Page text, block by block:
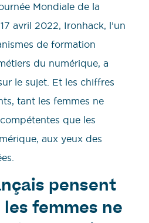
Mondiale de la
avril 2022, Ironhack, l’un
de formation
du numérique, a
le sujet. Et les chiffres
tant les femmes ne
que les
aux yeux des
pensent
les femmes ne